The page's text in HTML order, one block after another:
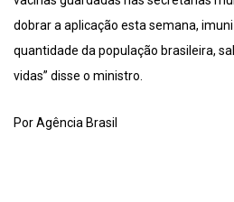
dobrar a aplicação esta semana,
quantidade da população brasileira,
vidas” disse o ministro.
Por Agência Brasil